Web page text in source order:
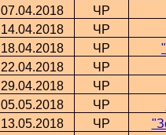
07.04.2018 ЧР
14.04.2018 ЧР
18.04.2018 ЧР
22.04.2018 ЧР
29.04.2018 ЧР
05.05.2018 ЧР
13.05.2018 ЧР